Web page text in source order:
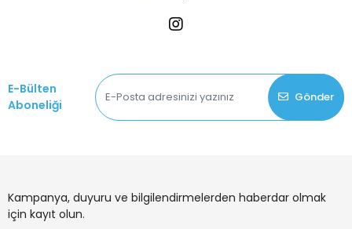
E-Bülten
Aboneliği
Gönder
Kampanya, duyuru ve bilgilendirmelerden haberdar olmak
için kayıt olun.